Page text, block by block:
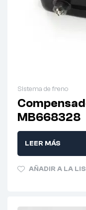
Sistema de freno
MB668328
LEER MÁS
AÑADIR A LA